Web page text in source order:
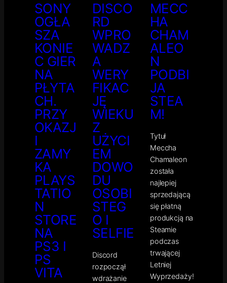
SONY
OGŁA
SZA
KONIE
C GIER
NA
PŁYTA
CH.
PRZY
OKAZJ
I
ZAMY
KA
PLAYS
TATIO
N
STORE
NA
PS3 I
PS
VITA
DISCO
RD
WPRO
WADZ
A
WERY
FIKAC
JĘ
WIEKU
Z
UŻYCI
EM
DOWO
DU
OSOBI
STEG
O I
SELFIE
Discord
rozpoczął
wdrażanie
MECC
HA
CHAM
ALEO
N
PODBI
JA
STEA
M!
Tytuł
Meccha
Chamaleon
została
najlepiej
sprzedającą
się płatną
produkcją na
Steamie
podczas
trwającej
Letniej
Wyprzedaży!